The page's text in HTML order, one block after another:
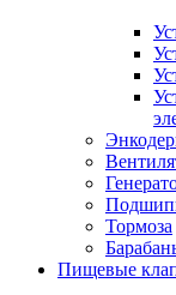
Тормоза
Пищевые